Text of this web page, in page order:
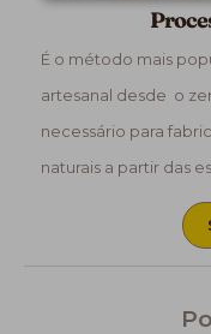
É o método mais
artesanal desde o
necessário para
naturais a partir das